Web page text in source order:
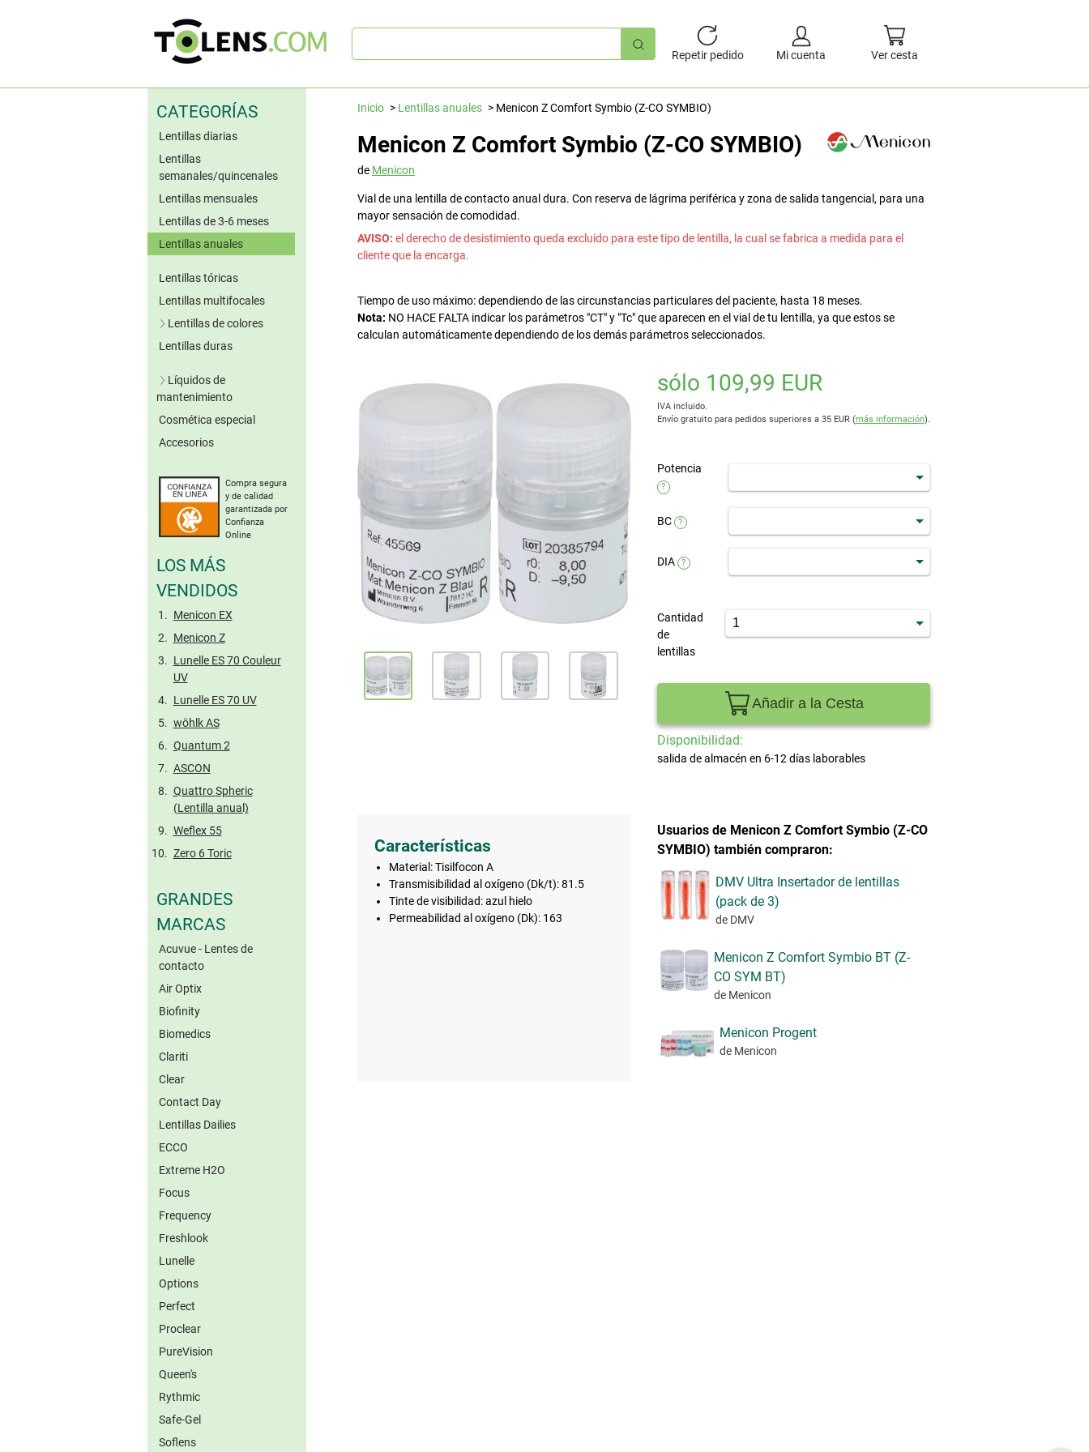
Búsqueda
Repetir pedido Mi cuenta Ver cesta
CATEGORÍAS
Lentillas diarias
Lentillas
semanales/quincenales
Lentillas mensuales
Lentillas de 3-6 meses
Lentillas anuales
Lentillas tóricas
Lentillas multifocales
Lentillas de colores
Lentillas azules
Lentillas grises
Lentillas marrones
Otros colores
colores
Lentillas duras
Líquidos de
mantenimiento
Soluciones únicas
Sin conserv.
Sistemas de peróxido
Solución salina
Gotas oculares
Cuidado de lentillas
Tamaño viaje
Cosmética especial
Accesorios
Compra segura
y de calidad
garantizada por
Confianza
Online
LOS MÁS
VENDIDOS
Menicon EX
Menicon Z
Lunelle ES 70 Couleur
UV
Lunelle ES 70 UV
wöhlk AS
Quantum 2
ASCON
Quattro Spheric
(Lentilla anual)
Weflex 55
Zero 6 Toric
GRANDES
MARCAS
Acuvue - Lentes de
contacto
Air Optix
Biofinity
Biomedics
Clariti
Clear
Contact Day
Lentillas Dailies
ECCO
Extreme H2O
Focus
Frequency
Freshlook
Lunelle
Options
Perfect
Proclear
PureVision
Queen's
Rythmic
Safe-Gel
Soflens
Inicio Lentillas anuales Menicon Z Comfort Symbio (Z-CO SYMBIO)
Menicon Z Comfort Symbio (Z-CO SYMBIO)
de Menicon
Vial de una lentilla de contacto anual dura. Con reserva de lágrima periférica y zona de salida tangencial, para una
mayor sensación de comodidad.
AVISO: el derecho de desistimiento queda excluido para este tipo de lentilla, la cual se fabrica a medida para el
cliente que la encarga.
Tiempo de uso máximo: dependiendo de las circunstancias particulares del paciente, hasta 18 meses.
Nota: NO HACE FALTA indicar los parámetros "CT" y "Tc" que aparecen en el vial de tu lentilla, ya que estos se
calculan automáticamente dependiendo de los demás parámetros seleccionados.
sólo 109,99 EUR
IVA incluido.
Envío gratuito para pedidos superiores a 35 EUR (más información).
Potencia
?
BC ?
DIA ?
Cantidad
de
lentillas
Añadir a la Cesta
Disponibilidad:
salida de almacén en 6-12 días laborables
Características
Material: Tisilfocon A
Transmisibilidad al oxígeno (Dk/t): 81.5
Tinte de visibilidad: azul hielo
Permeabilidad al oxígeno (Dk): 163
Usuarios de Menicon Z Comfort Symbio (Z-CO
SYMBIO) también compraron:
DMV Ultra Insertador de lentillas
(pack de 3)
de DMV
Menicon Z Comfort Symbio BT (Z-
CO SYM BT)
de Menicon
Menicon Progent
de Menicon